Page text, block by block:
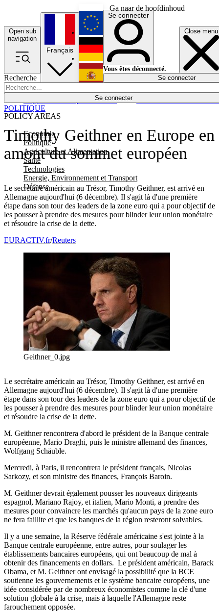
Ga naar de hoofdinhoud
Open sub
navigation
Close menu
Recherche
Se connecter
POLICY AREAS
Economie
Politique
Agriculture et Alimentation
Santé
Technologies
Energie, Environnement et Transport
Défense
Économie
Français
English
Deutsch
Español
Se connecter
Vous êtes déconnecté.
Se connecter
Timothy Geithner en Europe en
amont du sommet européen
Le secrétaire américain au Trésor, Timothy Geithner, est arrivé en
Allemagne aujourd'hui (6 décembre). Il s'agit là d'une première
étape dans son tour des leaders de la zone euro qui a pour objectif de
les pousser à prendre des mesures pour blinder leur union monétaire
et résoudre la crise de la dette.
POLITIQUE
EURACTIV.fr/Reuters
Geithner_0.jpg
Le secrétaire américain au Trésor, Timothy Geithner, est arrivé en
Allemagne aujourd'hui (6 décembre). Il s'agit là d'une première
étape dans son tour des leaders de la zone euro qui a pour objectif de
les pousser à prendre des mesures pour blinder leur union monétaire
et résoudre la crise de la dette.
M. Geithner rencontrera d'abord le président de la Banque centrale
européenne, Mario Draghi, puis le ministre allemand des finances,
Wolfgang Schäuble.
Mercredi, à Paris, il rencontrera le président français, Nicolas
Sarkozy, et son ministre des finances, François Baroin.
M. Geithner devrait également pousser les nouveaux dirigeants
espagnol, Mariano Rajoy, et italien, Mario Monti, a prendre des
mesures pour convaincre les marchés qu'aucun pays de la zone euro
ne fera faillite et que les banques de la région resteront solvables.
Il y a une semaine, la Réserve fédérale américaine s'est jointe à la
Banque centrale européenne, entre autres, pour soulager les
établissements bancaires européens, qui ont beaucoup de mal à
obtenir des financements en dollars. Le président américain, Barack
Obama, et M. Geithner ont envisagé la possibilité que la BCE
soutienne les gouvernements et le système bancaire européens, une
idée considérée par de nombreux économistes comme la clé d'une
solution globale à la crise, mais à laquelle l'Allemagne reste
farouchement opposée.